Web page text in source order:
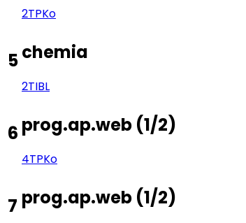
2TPKo
5chemia
2TIBL
6 prog.ap.web (1/2)
4TPKo
7 prog.ap.web (1/2)